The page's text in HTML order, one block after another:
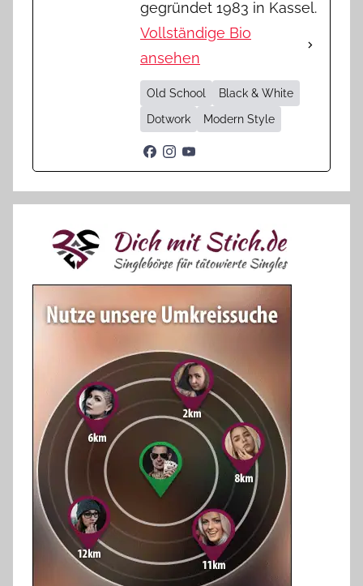
gegründet 1983 in Kassel.
Vollständige Bio
ansehen
Old School
Black & White
Dotwork
Modern Style